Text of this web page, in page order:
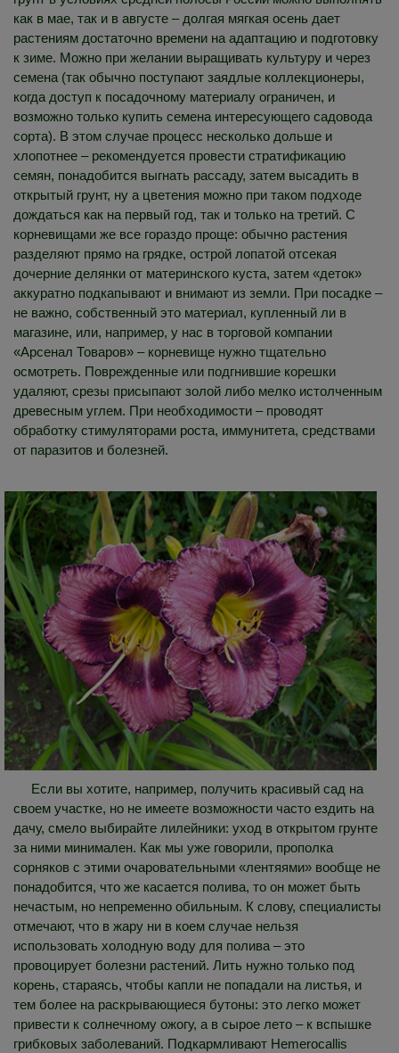
как в мае, так и в августе – долгая мягкая осень дает
растениям достаточно времени на адаптацию и подготовку
к зиме. Можно при желании выращивать культуру и через
семена (так обычно поступают заядлые коллекционеры,
когда доступ к посадочному материалу ограничен, и
возможно только купить семена интересующего садовода
сорта). В этом случае процесс несколько дольше и
хлопотнее – рекомендуется провести стратификацию
семян, понадобится выгнать рассаду, затем высадить в
открытый грунт, ну а цветения можно при таком подходе
дождаться как на первый год, так и только на третий. С
корневищами же все гораздо проще: обычно растения
разделяют прямо на грядке, острой лопатой отсекая
дочерние делянки от материнского куста, затем «деток»
аккуратно подкапывают и внимают из земли. При посадке –
не важно, собственный это материал, купленный ли в
магазине, или, например, у нас в торговой компании
«Арсенал Товаров» – корневище нужно тщательно
осмотреть. Поврежденные или подгнившие корешки
удаляют, срезы присыпают золой либо мелко истолченным
древесным углем. При необходимости – проводят
обработку стимуляторами роста, иммунитета, средствами
от паразитов и болезней.
Если вы хотите, например, получить красивый сад на
своем участке, но не имеете возможности часто ездить на
дачу, смело выбирайте лилейники: уход в открытом грунте
за ними минимален. Как мы уже говорили, прополка
сорняков с этими очаровательными «лентяями» вообще не
понадобится, что же касается полива, то он может быть
нечастым, но непременно обильным. К слову, специалисты
отмечают, что в жару ни в коем случае нельзя
использовать холодную воду для полива – это
провоцирует болезни растений. Лить нужно только под
корень, стараясь, чтобы капли не попадали на листья, и
тем более на раскрывающиеся бутоны: это легко может
привести к солнечному ожогу, а в сырое лето – к вспышке
грибковых заболеваний. Подкармливают Hemerocallis